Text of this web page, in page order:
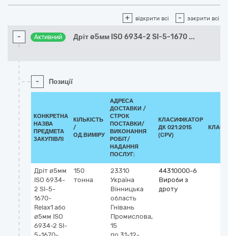
+ відкрити всі - закрити всі
- Активний Дріт ø5мм ISO 6934-2 SI-5-1670 ...
- Позиції
КОНКРЕТНА
НАЗВА
ПРЕДМЕТА
ЗАКУПІВЛІ
КІЛЬКІСТЬ
/
ОД.ВИМІРУ
АДРЕСА
ДОСТАВКИ /
СТРОК
ПОСТАВКИ/
ВИКОНАННЯ
РОБІТ/
НАДАННЯ
ПОСЛУГ:
КЛАСИФІКАТОР
ДК 021:2015
(CPV)
Дріт ø5мм
ISO 6934-
2 SI-5-
1670-
Relax1 або
ø5мм ISO
6934-2 SI-
150
тонна
23310
Україна
Вінницька
область
Гнівань
Промислова,
15
44310000-6
Вироби з
дроту